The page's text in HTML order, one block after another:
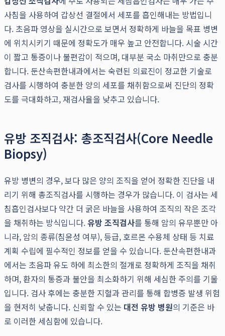
사침을 사용하여 갑상선 결절에서 세포를 흡인해내는 방법입니
다. 초음파 영상을 실시간으로 보면서 정확하게 바늘을 목표 병변
에 위치시키기 때문에 정확도가 매우 높고 안전합니다. 시술 시간
이 짧고 통증이나 불편감이 적으며, 대부분 국소 마취만으로 충분
합니다. 둔산속편한내과에서는 숙련된 의료진이 정교한 기술로
검사를 시행하여 충분한 양의 세포를 채취함으로써 진단의 정확
도를 극대화하고, 재검사율을 낮추고 있습니다.
유방 조직검사: 총조직검사(Core Needle
Biopsy)
유방 병변의 경우, 보다 많은 양의 조직을 얻어 정확한 진단을 내
리기 위해 총조직검사를 시행하는 경우가 많습니다. 이 검사는 세
침흡인검사보다 약간 더 굵은 바늘을 사용하여 조직의 작은 조각
을 채취하는 방식입니다.유방 조직검사를 통해 암의 유무뿐만 아
니라, 암의 종류(침윤성 여부), 등급, 호르몬 수용체 상태 등 치료
계획 수립에 필수적인 정보를 얻을 수 있습니다. 둔산속편한내과
에서는 초음파 유도 하에 최소한의 절개로 정확하게 조직을 채취
하며, 환자의 통증과 불안을 최소화하기 위해 세심한 주의를 기울
입니다. 검사 후에는 충분한 지혈과 관리를 통해 합병증 발생 위험
을 현저히 낮춥니다. 신뢰할 수 있는 대전 유방 병원의 기준은 바
로 이러한 세심함에 있습니다.